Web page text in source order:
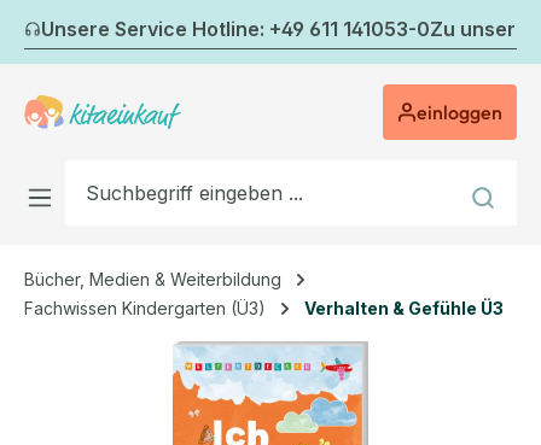
Zum Hauptinhalt springen
Unsere Service Hotline: +49 611 141053-0Zu
einloggen
Bücher, Medien & Weiterbildung
Fachwissen Kindergarten (Ü3)
Verhalten & Gefühle Ü3
Bildergalerie überspringen